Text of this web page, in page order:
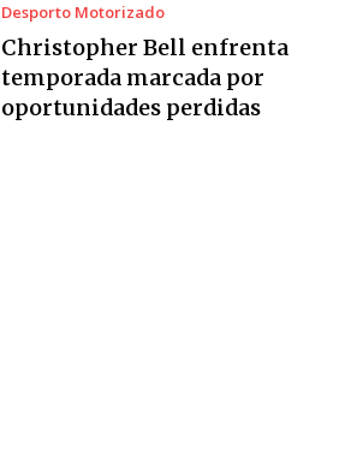
Desporto Motorizado
Christopher Bell enfrenta
temporada marcada por
oportunidades perdidas